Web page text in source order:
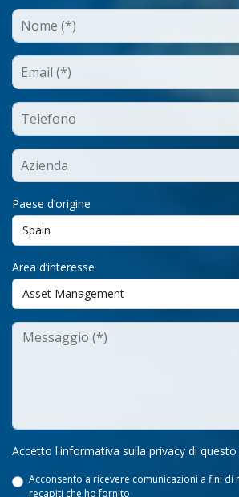
Paese d’origine
Area d’interesse
Accetto l'informativa sulla privacy di
Acconsento a ricevere comunicazioni a fini di
recapiti che ho fornito